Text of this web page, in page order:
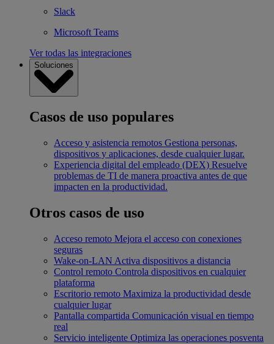
Slack
Microsoft Teams
Ver todas las integraciones
Soluciones
Casos de uso populares
Acceso y asistencia remotos Gestiona personas,
dispositivos y aplicaciones, desde cualquier lugar.
Experiencia digital del empleado (DEX) Resuelve
problemas de TI de manera proactiva antes de que
impacten en la productividad.
Otros casos de uso
Acceso remoto Mejora el acceso con conexiones
seguras
Wake-on-LAN Activa dispositivos a distancia
Control remoto Controla dispositivos en cualquier
plataforma
Escritorio remoto Maximiza la productividad desde
cualquier lugar
Pantalla compartida Comunicación visual en tiempo
real
Servicio inteligente Optimiza las operaciones posventa